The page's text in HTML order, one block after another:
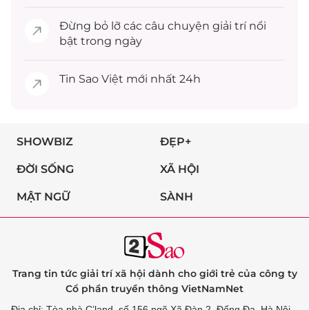
Đừng bỏ lỡ các câu chuyện giải trínổi
bật trong ngày
Tin Sao Việt mới nhất 24h
SHOWBIZ ĐẸP+
ĐỜI SỐNG XÃ HỘI
MẬT NGỮ SÀNH
Trang tin tức giải trí xã hội dành cho giới trẻ của công ty
Cổ phần truyền thông VietNamNet